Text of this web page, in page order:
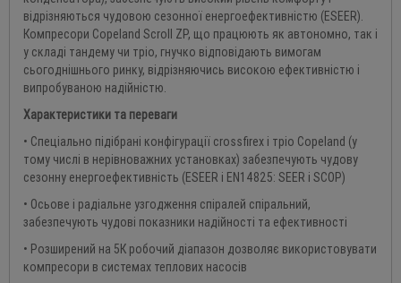
відрізняються чудовою сезонної енергоефективністю (ESEER).
Компресори Copeland Scroll ZP, що працюють як автономно, так і
у складі тандему чи тріо, гнучко відповідають вимогам
сьогоднішнього ринку, відрізняючись високою ефективністю і
випробуваною надійністю.
Характеристики та переваги
• Спеціально підібрані конфігурації crossfirex і тріо Copeland (у
тому числі в нерівноважних установках) забезпечують чудову
сезонну енергоефективність (ESEER і EN14825: SEER і SCOP)
• Осьове і радіальне узгодження спіралей спіральний,
забезпечують чудові показники надійності та ефективності
• Розширений на 5К робочий діапазон дозволяє використовувати
компресори в системах теплових насосів